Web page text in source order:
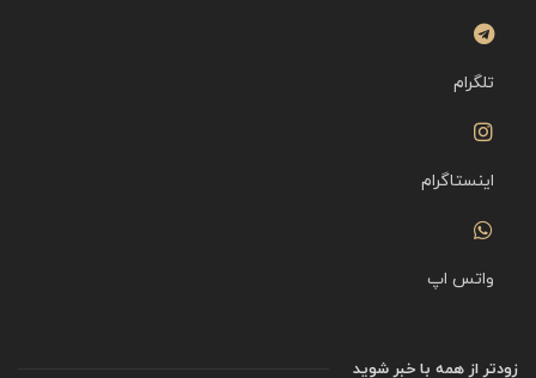
تلگرام
اینستاگرام
واتس اپ
زودتر از همه با خبر شوید